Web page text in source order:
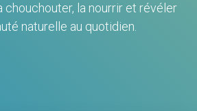
chouchouter, la nourrir et révéler
naturelle au quotidien.